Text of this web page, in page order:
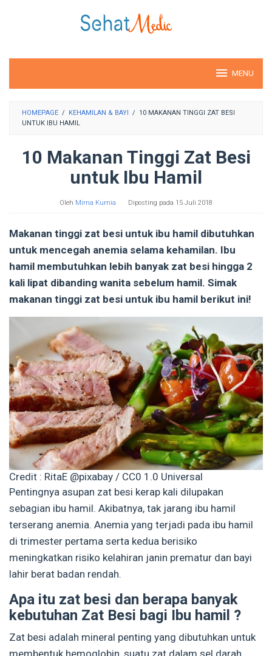
MENU
HOMEPAGE / KEHAMILAN & BAYI /
10 MAKANAN TINGGI ZAT BESI
UNTUK IBU HAMIL
10 Makanan Tinggi Zat Besi
untuk Ibu Hamil
Oleh Mirna Kurnia Diposting pada 15 Juli 2018
Makanan tinggi zat besi untuk ibu hamil dibutuhkan
untuk mencegah anemia selama kehamilan. Ibu
hamil membutuhkan lebih banyak zat besi hingga 2
kali lipat dibanding wanita sebelum hamil. Simak
makanan tinggi zat besi untuk ibu hamil berikut ini!
Credit : RitaE @pixabay / CC0 1.0 Universal
Pentingnya asupan zat besi kerap kali dilupakan
sebagian ibu hamil. Akibatnya, tak jarang ibu hamil
terserang anemia. Anemia yang terjadi pada ibu hamil
di trimester pertama serta kedua berisiko
meningkatkan risiko kelahiran janin prematur dan bayi
lahir berat badan rendah.
Apa itu zat besi dan berapa banyak
kebutuhan Zat Besi bagi Ibu hamil ?
Zat besi adalah mineral penting yang dibutuhkan untuk
membentuk hemoglobin, suatu zat dalam sel darah